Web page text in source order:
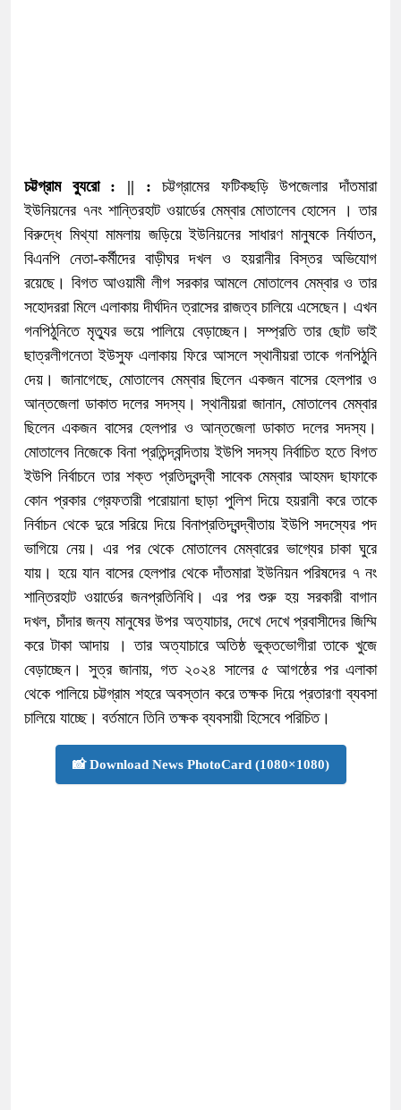
চট্টগ্রাম ব্যুরো : || : চট্টগ্রামের ফটিকছড়ি উপজেলার দাঁতমারা
ইউনিয়নের ৭নং শান্তিরহাট ওয়ার্ডের মেম্বার মোতালেব হোসেন । তার
বিরুদ্ধে মিথ্যা মামলায় জড়িয়ে ইউনিয়নের সাধারণ মানুষকে নির্যাতন,
বিএনপি নেতা-কর্মীদের বাড়ীঘর দখল ও হয়রানীর বিস্তর অভিযোগ
রয়েছে। বিগত আওয়ামী লীগ সরকার আমলে মোতালেব মেম্বার ও তার
সহোদররা মিলে এলাকায় দীর্ঘদিন ত্রাসের রাজত্ব চালিয়ে এসেছেন। এখন
গনপিঠুনিতে মৃত্যুর ভয়ে পালিয়ে বেড়াচ্ছেন। সম্প্রতি তার ছোট ভাই
ছাত্রলীগনেতা ইউসুফ এলাকায় ফিরে আসলে স্থানীয়রা তাকে গনপিঠুনি
দেয়। জানাগেছে, মোতালেব মেম্বার ছিলেন একজন বাসের হেলপার ও
আন্তজেলা ডাকাত দলের সদস্য। স্থানীয়রা জানান, মোতালেব মেম্বার
ছিলেন একজন বাসের হেলপার ও আন্তজেলা ডাকাত দলের সদস্য।
মোতালেব নিজেকে বিনা প্রতিন্দ্বন্দিতায় ইউপি সদস্য নির্বাচিত হতে বিগত
ইউপি নির্বাচনে তার শক্ত প্রতিদ্বন্দ্বী সাবেক মেম্বার আহমদ ছাফাকে
কোন প্রকার গ্রেফতারী পরোয়ানা ছাড়া পুলিশ দিয়ে হয়রানী করে তাকে
নির্বাচন থেকে দুরে সরিয়ে দিয়ে বিনাপ্রতিদ্বন্দ্বীতায় ইউপি সদস্যের পদ
ভাগিয়ে নেয়। এর পর থেকে মোতালেব মেম্বারের ভাগ্যের চাকা ঘুরে
যায়। হয়ে যান বাসের হেলপার থেকে দাঁতমারা ইউনিয়ন পরিষদের ৭ নং
শান্তিরহাট ওয়ার্ডের জনপ্রতিনিধি। এর পর শুরু হয় সরকারী বাগান
দখল, চাঁদার জন্য মানুষের উপর অত্যাচার, দেখে দেখে প্রবাসীদের জিম্মি
করে টাকা আদায় । তার অত্যাচারে অতিষ্ঠ ভুক্তভোগীরা তাকে খুজে
বেড়াচ্ছেন। সুত্র জানায়, গত ২০২৪ সালের ৫ আগষ্ঠের পর এলাকা
থেকে পালিয়ে চট্টগ্রাম শহরে অবস্তান করে তক্ষক দিয়ে প্রতারণা ব্যবসা
চালিয়ে যাচ্ছে। বর্তমানে তিনি তক্ষক ব্যবসায়ী হিসেবে পরিচিত।
📸 Download News PhotoCard (1080×1080)